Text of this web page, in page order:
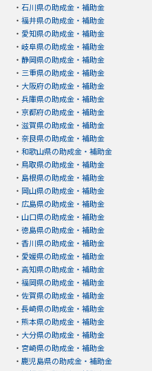
・ 石川県の助成金・補助金
・ 福井県の助成金・補助金
・ 愛知県の助成金・補助金
・ 岐阜県の助成金・補助金
・ 静岡県の助成金・補助金
・ 三重県の助成金・補助金
・ 大阪府の助成金・補助金
・ 兵庫県の助成金・補助金
・ 京都府の助成金・補助金
・ 滋賀県の助成金・補助金
・ 奈良県の助成金・補助金
・ 和歌山県の助成金・補助金
・ 鳥取県の助成金・補助金
・ 島根県の助成金・補助金
・ 岡山県の助成金・補助金
・ 広島県の助成金・補助金
・ 山口県の助成金・補助金
・ 徳島県の助成金・補助金
・ 香川県の助成金・補助金
・ 愛媛県の助成金・補助金
・ 高知県の助成金・補助金
・ 福岡県の助成金・補助金
・ 佐賀県の助成金・補助金
・ 長崎県の助成金・補助金
・ 熊本県の助成金・補助金
・ 大分県の助成金・補助金
・ 宮崎県の助成金・補助金
・ 鹿児島県の助成金・補助金